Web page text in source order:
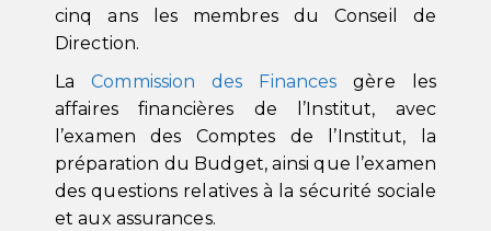
cinq ans les membres du Conseil de
Direction.
LaCommission des Finances gère les
affaires financières de l’Institut, avec
l’examen des Comptes de l’Institut, la
préparation du Budget, ainsi que l’examen
des questions relatives à la sécurité sociale
et aux assurances.